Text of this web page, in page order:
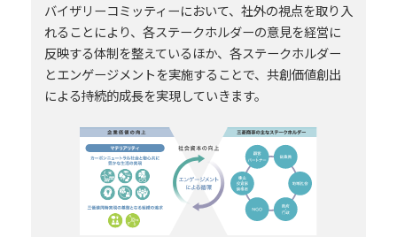
バイザリーコミッティーにおいて、社外の視点を取り入
れることにより、各ステークホルダーの意見を経営に
反映する体制を整えているほか、各ステークホルダー
とエンゲージメントを実施することで、共創価値創出
による持続的成長を実現していきます。